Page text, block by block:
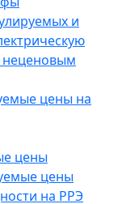
и
цены на
цены
цены
на РРЭ